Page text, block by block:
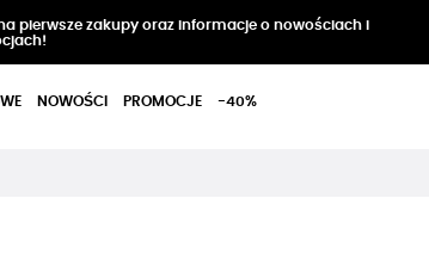
pierwsze zakupy oraz informacje o nowościach i
NOWOŚCI PROMOCJE -40%